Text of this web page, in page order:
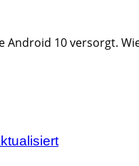
10 versorgt.